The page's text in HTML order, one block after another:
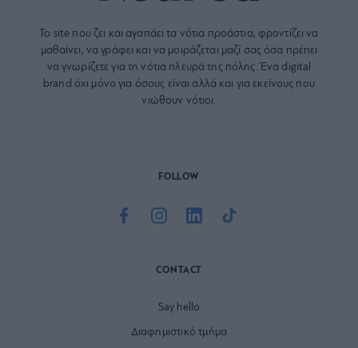
Το site που ζει και αγαπάει τα νότια προάστια, φροντίζει να
μαθαίνει, να γράφει και να μοιράζεται μαζί σας όσα πρέπει
να γνωρίζετε για τη νότια πλευρά της πόλης. Ένα digital
brand όχι μόνο για όσους είναι αλλά και για εκείνους που
νιώθουν νότιοι.
FOLLOW
CONTACT
Say hello
Διαφημιστικό τμήμα